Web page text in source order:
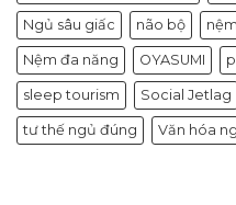
Ngủ sâu giấc não bộ nệm
Nệm đa năng OYASUMI
sleep tourism Social Jetlag
tư thế ngủ đúng Văn hóa